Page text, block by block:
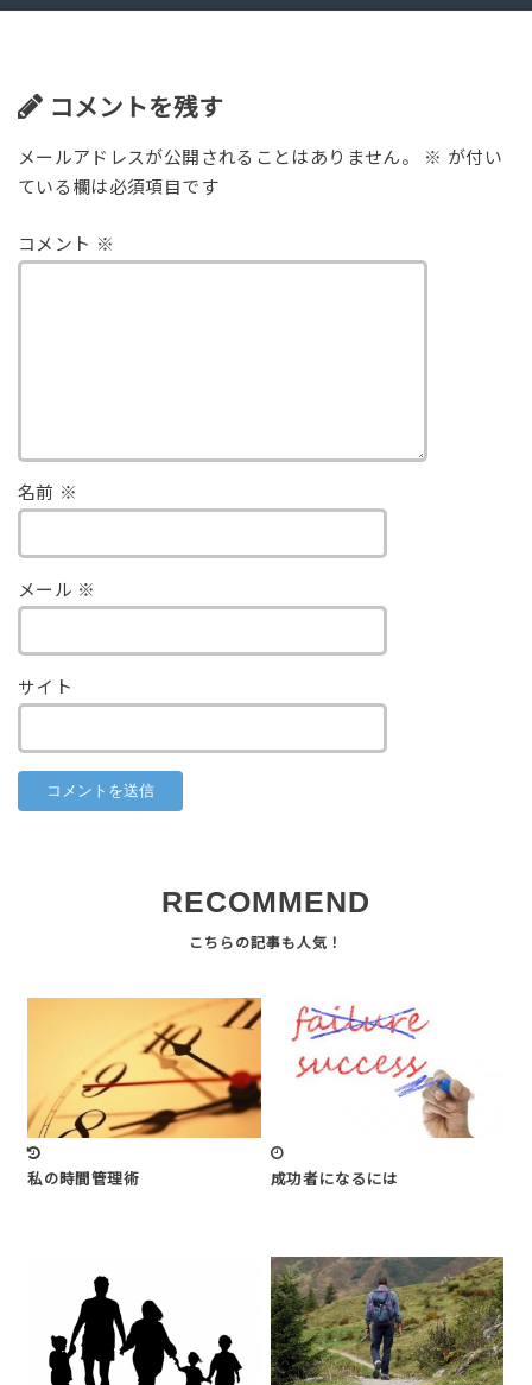
コメントを残す
メールアドレスが公開されることはありません。 ※ が付い
ている欄は必須項目です
コメント ※
名前 ※
メール ※
サイト
RECOMMEND
私の時間管理術 成功者になるには